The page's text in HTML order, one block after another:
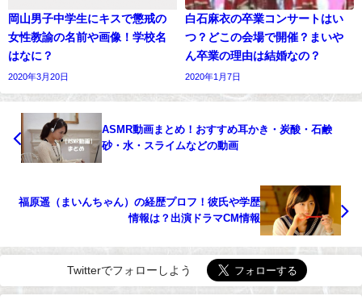
岡山男子中学生にキスで懲戒の
女性教諭の名前や画像！学校名
はなに？
2020年3月20日
白石麻衣の卒業コンサートはい
つ？どこの会場で開催？まいや
ん卒業の理由は結婚なの？
2020年1月7日
ASMR動画まとめ！おすすめ耳かき・炭酸・石鹸
砂・水・スライムなどの動画
福原遥（まいんちゃん）の経歴プロフ！彼氏や学歴
情報は？出演ドラマCM情報
Twitterでフォローしよう